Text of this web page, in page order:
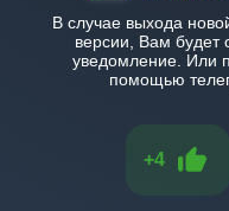
В случае выхода
версии, Вам будет
уведомление. Или
помощью
+4